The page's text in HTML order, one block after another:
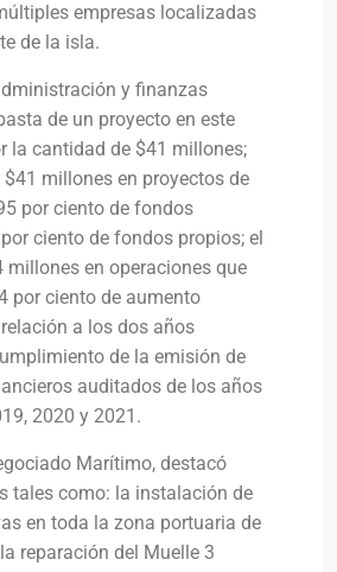
empresas localizadas
de la isla.
y finanzas
de un proyecto en este
la cantidad de $41 millones;
millones en proyectos de
por ciento de fondos
ciento de fondos propios; el
millones en operaciones que
por ciento de aumento
a los dos años
de la emisión de
auditados de los años
2020 y 2021.
Marítimo, destacó
tales como: la instalación de
en toda la zona portuaria de
reparación del Muelle 3